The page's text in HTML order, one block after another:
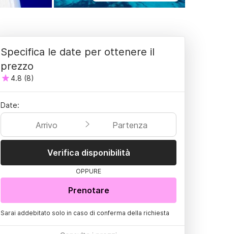
Specifica le date per ottenere il
prezzo
4.8 (8)
Date:
Arrivo Partenza
Verifica disponibilità
OPPURE
Prenotare
Sarai addebitato solo in caso di conferma della richiesta